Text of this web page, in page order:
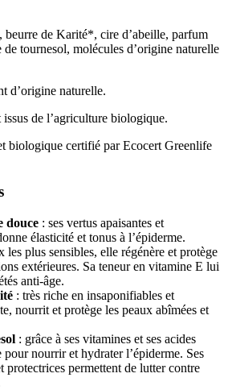
beurre de Karité*, cire d’abeille, parfum
tournesol, molécules d’origine naturelle
d’origine naturelle.
de l’agriculture biologique.
biologique certifié par Ecocert Greenlife
douce : ses vertus apaisantes et
élasticité et tonus à l’épiderme.
les plus sensibles, elle régénère et protège
extérieures. Sa teneur en vitamine E lui
anti-âge.
: très riche en insaponifiables et
nourrit et protège les peaux abîmées et
: grâce à ses vitamines et ses acides
pour nourrir et hydrater l’épiderme. Ses
protectrices permettent de lutter contre